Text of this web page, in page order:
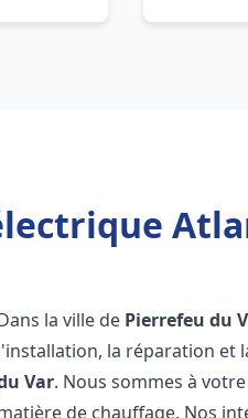
la ville de Pierrefeu du
la réparation et
Var. Nous sommes à
de chauffage. Nos